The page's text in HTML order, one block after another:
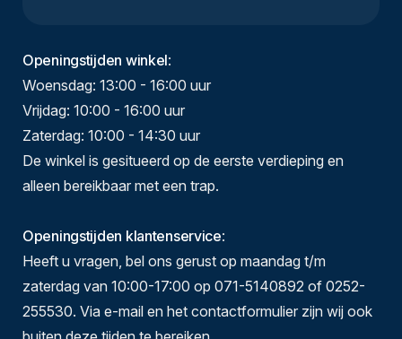
Openingstijden winkel:
Woensdag: 13:00 - 16:00 uur
Vrijdag: 10:00 - 16:00 uur
Zaterdag: 10:00 - 14:30 uur
De winkel is gesitueerd op de eerste verdieping en
alleen bereikbaar met een trap.
Openingstijden klantenservice:
Heeft u vragen, bel ons gerust op maandag t/m
zaterdag van 10:00-17:00 op 071-5140892 of 0252-
255530. Via e-mail en het contactformulier zijn wij ook